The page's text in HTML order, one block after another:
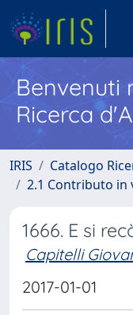
Benvenuti
Ricerca
IRIS Catalogo
2.1 Contributo in
1666. E si
Capitelli
2017-01-01